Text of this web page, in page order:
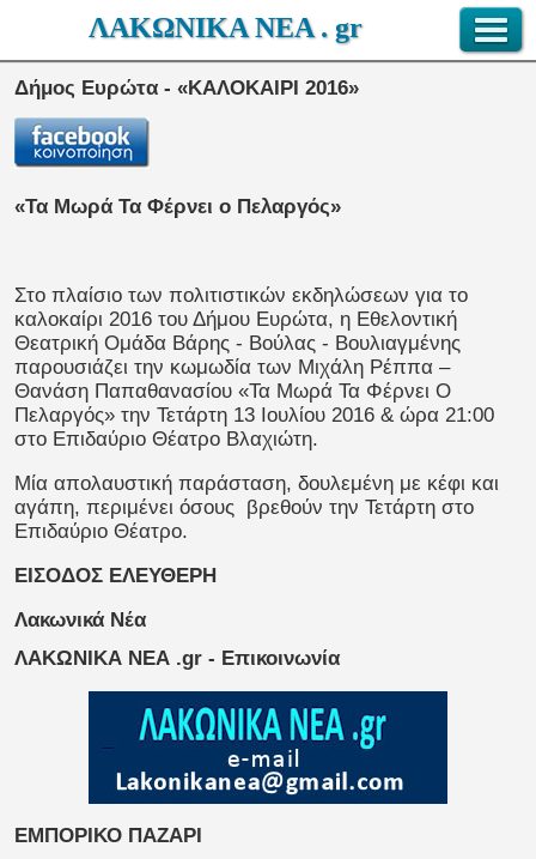
ΛΑΚΩΝΙΚΑ ΝΕΑ . gr
Δήμος Ευρώτα - «ΚΑΛΟΚΑΙΡΙ 2016»
«Τα Μωρά Τα Φέρνει ο Πελαργός»
Στο πλαίσιο των πολιτιστικών εκδηλώσεων για το
καλοκαίρι 2016 του Δήμου Ευρώτα, η Εθελοντική
Θεατρική Ομάδα Βάρης - Βούλας - Βουλιαγμένης
παρουσιάζει την κωμωδία των Μιχάλη Ρέππα –
Θανάση Παπαθανασίου «Τα Μωρά Τα Φέρνει Ο
Πελαργός» την Τετάρτη 13 Ιουλίου 2016 & ώρα 21:00
στο Επιδαύριο Θέατρο Βλαχιώτη.
Μία απολαυστική παράσταση, δουλεμένη με κέφι και
αγάπη, περιμένει όσους βρεθούν την Τετάρτη στο
Επιδαύριο Θέατρο.
ΕΙΣΟΔΟΣ ΕΛΕΥΘΕΡΗ
Λακωνικά Νέα
ΛΑΚΩΝΙΚΑ ΝΕΑ .gr - Επικοινωνία
ΕΜΠΟΡΙΚΟ ΠΑΖΑΡΙ